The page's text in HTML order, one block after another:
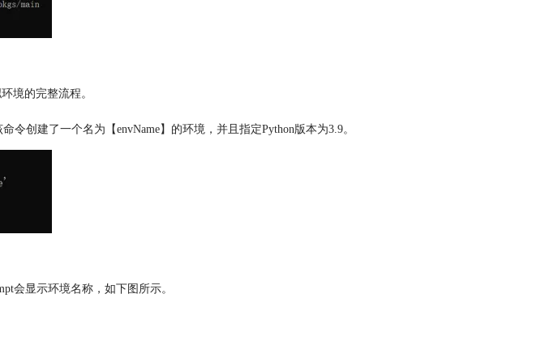
境的完整流程。
令创建了一个名为【envName】的环境，并且指定Python版本为3.9。
会显示环境名称，如下图所示。